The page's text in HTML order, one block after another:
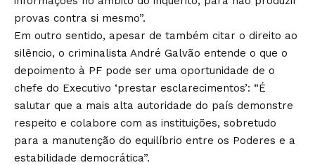
provas contra si mesmo”.
Em outro sentido, apesar de também citar o direito ao
silêncio, o criminalista André Galvão entende o que o
depoimento à PF pode ser uma oportunidade de o
chefe do Executivo ‘prestar esclarecimentos’: “É
salutar que a mais alta autoridade do país demonstre
respeito e colabore com as instituições, sobretudo
para a manutenção do equilíbrio entre os Poderes e a
estabilidade democrática”.